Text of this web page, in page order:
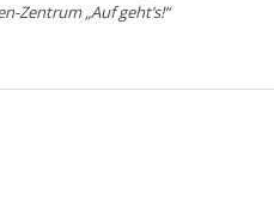
Zentrum „Auf geht’s!“